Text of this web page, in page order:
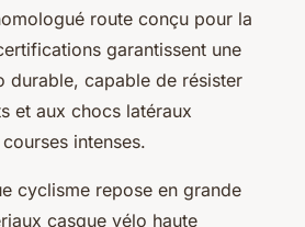
route conçu pour la
garantissent une
durable, capable de résister
et aux chocs latéraux
intenses.
cyclisme repose en grande
casque vélo haute